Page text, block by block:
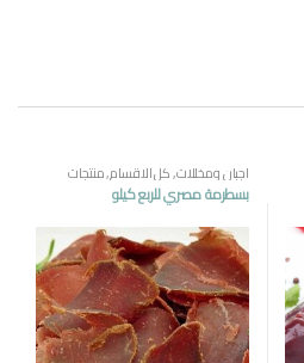
اجبان ومخللات,كل الاقسام,منتجات
مصرية
بسطرمة مصري للربع كيلو